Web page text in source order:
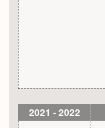
2021 - 2022